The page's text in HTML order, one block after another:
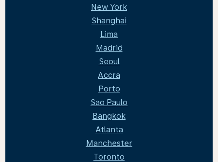
New York
Shanghai
Lima
Madrid
Seoul
Accra
Porto
Sao Paulo
Bangkok
Atlanta
Manchester
Toronto